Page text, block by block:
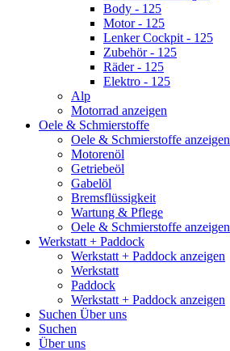
Body - 125
Motor - 125
Lenker Cockpit - 125
Zubehör - 125
Räder - 125
Elektro - 125
Alp
Motorrad anzeigen
Oele & Schmierstoffe
Oele & Schmierstoffe anzeigen
Motorenöl
Getriebeöl
Gabelöl
Bremsflüssigkeit
Wartung & Pflege
Oele & Schmierstoffe anzeigen
Werkstatt + Paddock
Werkstatt + Paddock anzeigen
Werkstatt
Paddock
Werkstatt + Paddock anzeigen
Suchen Über uns
Suchen
Über uns